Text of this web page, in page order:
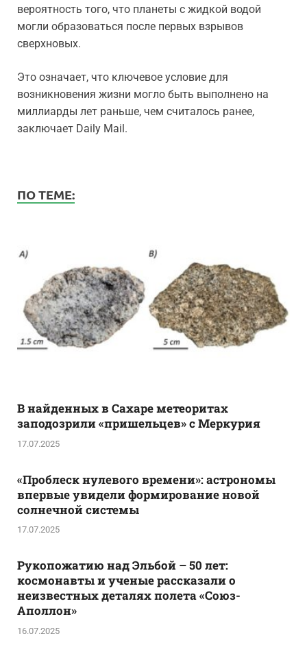
вероятность того, что планеты с жидкой водой
могли образоваться после первых взрывов
сверхновых.
Это означает, что ключевое условие для
возникновения жизни могло быть выполнено на
миллиарды лет раньше, чем считалось ранее,
заключает Daily Mail.
ПО ТЕМЕ:
В найденных в Сахаре метеоритах
заподозрили «пришельцев» с Меркурия
17.07.2025
«Проблеск нулевого времени»: астрономы
впервые увидели формирование новой
солнечной системы
17.07.2025
Рукопожатию над Эльбой – 50 лет:
космонавты и ученые рассказали о
неизвестных деталях полета «Союз-
Аполлон»
16.07.2025